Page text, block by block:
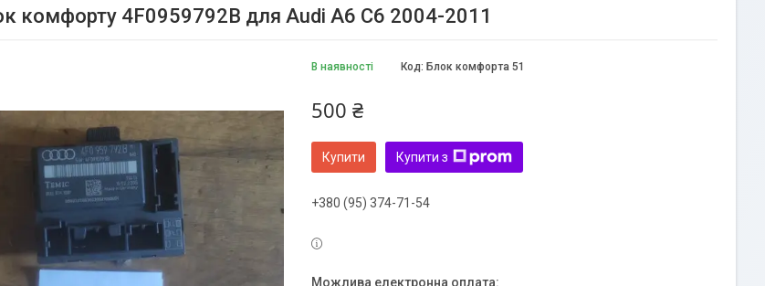
комфорту 4F0959792B для Audi A6 C6 2004-2011
В наявності Код: Блок комфорта 51
500 ₴
Купити Купити з
+380 (95) 374-71-54